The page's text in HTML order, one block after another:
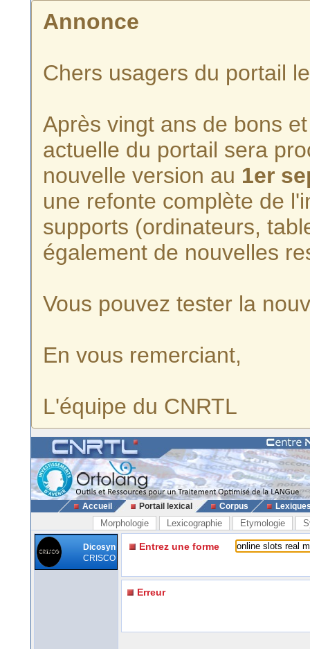
Annonce
Chers usagers du portail
Après vingt ans de bons
actuelle du portail sera
nouvelle version au 1er
une refonte complète de
supports (ordinateurs,
également de nouvelles
Vous pouvez tester la
En vous remerciant,
L'équipe du CNRTL
Accueil Portail lexical Corpus
Morphologie Lexicographie Etymologie
Dicosyn
CRISCO
Entrez une forme
Erreur